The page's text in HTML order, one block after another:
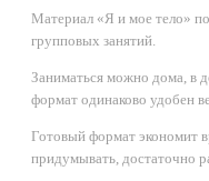
Материал «Я и мое тело»
групповых занятий.
Заниматься можно дома, в
формат одинаково удобен
Готовый формат экономит
придумывать, достаточно